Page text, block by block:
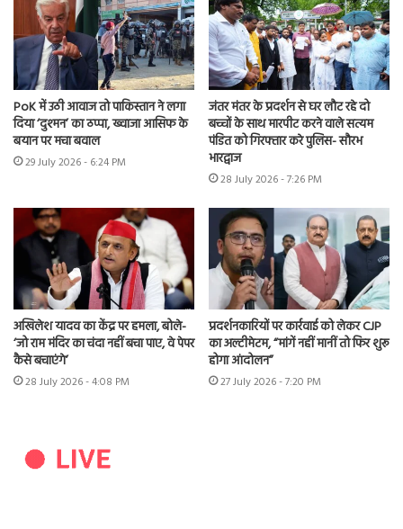
PoK में उठी आवाज तो पाकिस्तान ने लगा
दिया ‘दुश्मन’ का ठप्पा, ख्वाजा आसिफ के
बयान पर मचा बवाल
29 July 2026 - 6:24 PM
जंतर मंतर के प्रदर्शन से घर लौट रहे दो
बच्चों के साथ मारपीट करने वाले सत्यम
पंडित को गिरफ्तार करे पुलिस- सौरभ
भारद्वाज
28 July 2026 - 7:26 PM
अखिलेश यादव का केंद्र पर हमला, बोले-
‘जो राम मंदिर का चंदा नहीं बचा पाए, वे पेपर
कैसे बचाएंगे’
28 July 2026 - 4:08 PM
प्रदर्शनकारियों पर कार्रवाई को लेकर CJP
का अल्टीमेटम, “मांगें नहीं मानीं तो फिर शुरू
होगा आंदोलन”
27 July 2026 - 7:20 PM